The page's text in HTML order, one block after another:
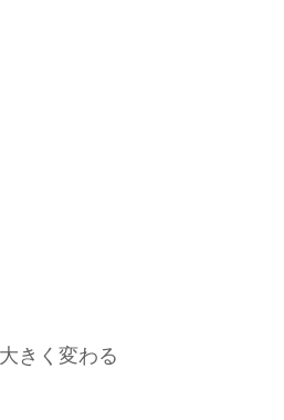
きく変わる